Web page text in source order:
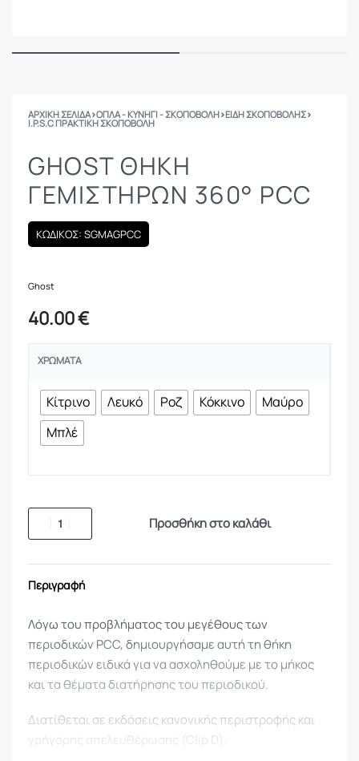
ΑΡΧΙΚΉ ΣΕΛΊΔΑ›ΟΠΛΑ - ΚΥΝΗΓΙ - ΣΚΟΠΟΒΟΛΗ›ΕΙΔΗ ΣΚΟΠΟΒΟΛΗΣ›
I.P.S.C ΠΡΑΚΤΙΚΉ ΣΚΟΠΟΒΟΛΉ
GHOST ΘΉΚΗ
ΓΕΜΙΣΤΉΡΩΝ 360° PCC
ΚΩΔΙΚΟΣ: SGMAGPCC
Ghost
40.00€
ΧΡΏΜΑΤΑ
Κίτρινο Λευκό Ροζ Κόκκινο
Μαύρο
Μπλέ
Προσθήκη στο καλάθι
Περιγραφή
Λόγω του προβλήματος του μεγέθους των
περιοδικών PCC, δημιουργήσαμε αυτή τη θήκη
περιοδικών ειδικά για να ασχοληθούμε με το μήκος
και τα θέματα διατήρησης του περιοδικού.
Διατίθεται σε εκδόσεις κανονικής περιστροφής και
γρήγορης απελευθέρωσης (Clip D).